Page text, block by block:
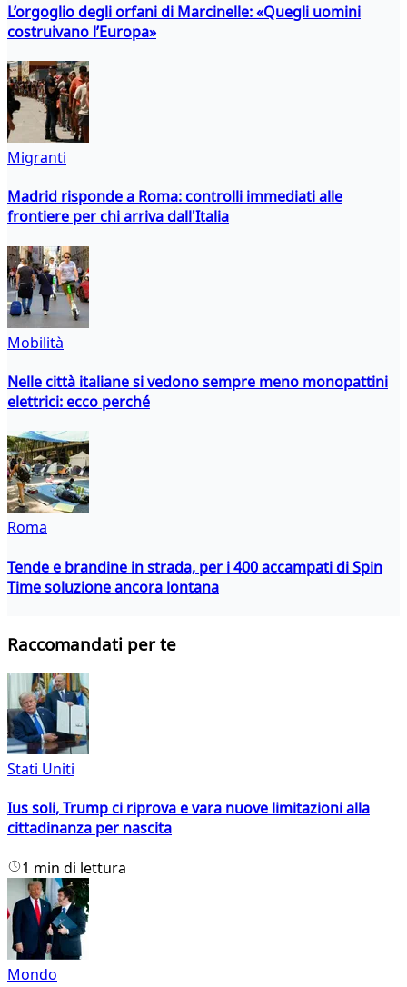
L’orgoglio degli orfani di Marcinelle: «Quegli uomini
costruivano l’Europa»
Migranti
Madrid risponde a Roma: controlli immediati alle
frontiere per chi arriva dall'Italia
Mobilità
Nelle città italiane si vedono sempre meno monopattini
elettrici: ecco perché
Roma
Tende e brandine in strada, per i 400 accampati di Spin
Time soluzione ancora lontana
Raccomandati per te
Stati Uniti
Ius soli, Trump ci riprova e vara nuove limitazioni alla
cittadinanza per nascita
1 min di lettura
Mondo